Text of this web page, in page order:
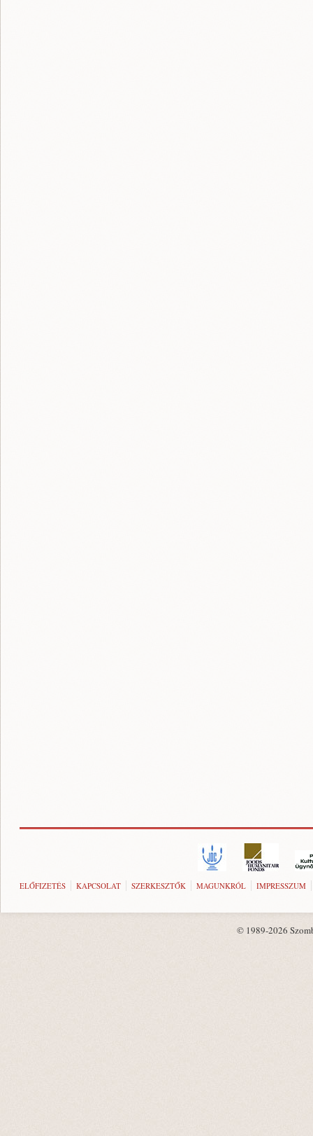
ELŐFIZETÉS KAPCSOLAT SZERKESZTŐK MAGUNKRÓL IMPRESSZUM
© 1989-2026